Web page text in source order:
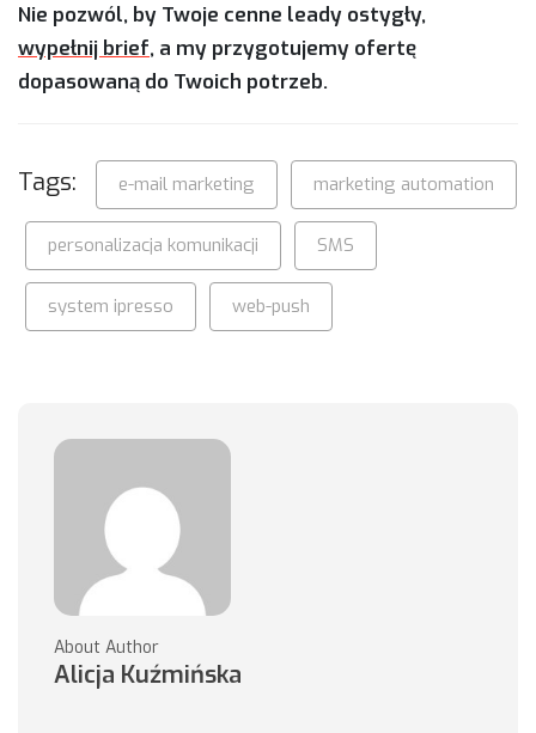
Nie pozwól, by Twoje cenne leady ostygły,
wypełnij brief, a my przygotujemy ofertę
dopasowaną do Twoich potrzeb.
Tags: e-mail marketing marketing automation
personalizacja komunikacji SMS
system ipresso web-push
About Author
Alicja Kuźmińska